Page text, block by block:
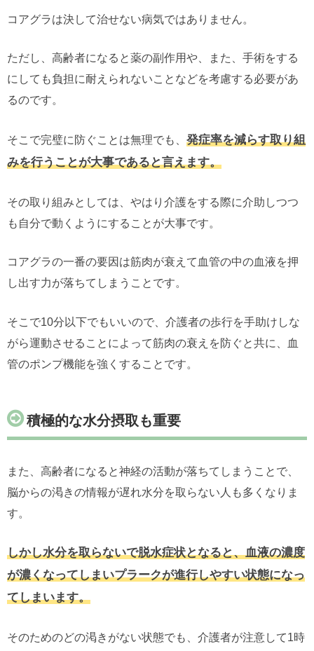
コアグラは決して治せない病気ではありません。
ただし、高齢者になると薬の副作用や、また、手術をする
にしても負担に耐えられないことなどを考慮する必要があ
るのです。
そこで完璧に防ぐことは無理でも、 発症率を減らす取り組
みを行うことが大事であると言えます。
その取り組みとしては、やはり介護をする際に介助しつつ
も自分で動くようにすることが大事です。
コアグラの一番の要因は筋肉が衰えて血管の中の血液を押
し出す力が落ちてしまうことです。
そこで10分以下でもいいので、介護者の歩行を手助けしな
がら運動させることによって筋肉の衰えを防ぐと共に、血
管のポンプ機能を強くすることです。
積極的な水分摂取も重要
また、高齢者になると神経の活動が落ちてしまうことで、
脳からの渇きの情報が遅れ水分を取らない人も多くなりま
す。
しかし水分を取らないで脱水症状となると、血液の濃度
が濃くなってしまいプラークが進行しやすい状態になっ
てしまいます。
そのためのどの渇きがない状態でも、介護者が注意して1時